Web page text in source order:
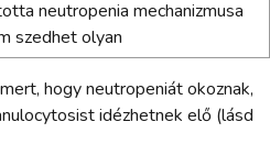
neutropenia mechanizmusa
szedhet olyan
hogy neutropeniát okoznak,
idézhetnek elő (lásd